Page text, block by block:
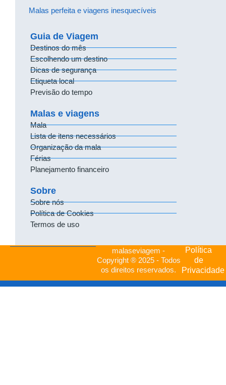
Malas perfeita e viagens inesquecíveis
Guia de Viagem
Destinos do mês
Escolhendo um destino
Dicas de segurança
Etiqueta local
Previsão do tempo
Malas e viagens
Mala
Lista de itens necessários
Organização da mala
Férias
Planejamento financeiro
Sobre
Sobre nós
Política de Cookies
Termos de uso
malaseviagem -
Copyright ® 2025 - Todos
os direitos reservados.
Política
de
Privacidade